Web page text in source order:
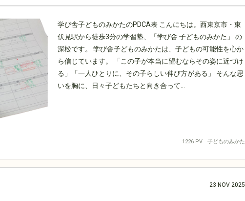
学び舎子どものみかたのPDCA表 こんにちは。西東京市・東
伏見駅から徒歩3分の学習塾、「学び舎 子どものみかた」 の
深松です。 学び舎子どものみかたは、子どもの可能性を心か
ら信じています。 「この子が本当に望むならその姿に近づけ
る」「一人ひとりに、その子らしい伸び方がある」 そんな思
いを胸に、日々子どもたちと向き合って...
子どものみかた
1226 PV
23 NOV 2025